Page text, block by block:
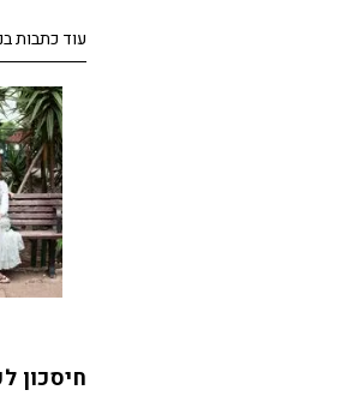
עוד כתבות
​חיסכון